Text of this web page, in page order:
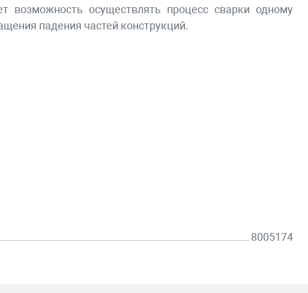
возможность осуществлять процесс сварки одному
падения частей конструкций.
8005174